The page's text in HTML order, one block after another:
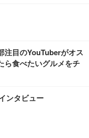
注目のYouTuberがオス
ら食べたいグルメをチ
ンタビュー